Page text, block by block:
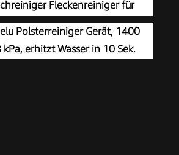
Fleckenreiniger für
Vorleger, Polster, Treppen
Trocken-Sauger Starke
Waschen Dekontamination |
Polsterreiniger Gerät, 1400
kPa, erhitzt Wasser in 10 Sek.